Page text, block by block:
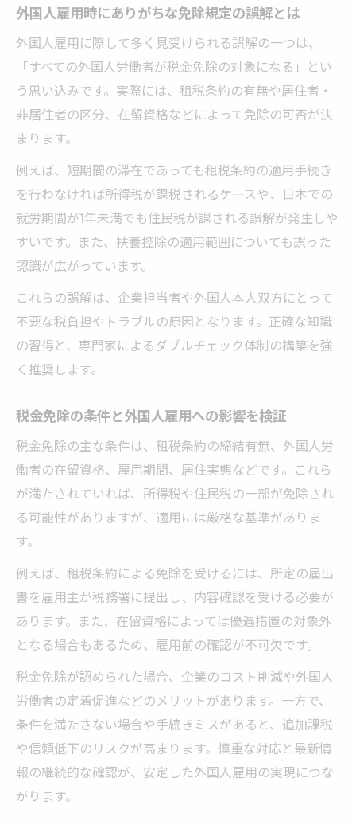
外国人雇用時にありがちな免除規定の誤解とは
外国人雇用に際して多く見受けられる誤解の一つは、
「すべての外国人労働者が税金免除の対象になる」とい
う思い込みです。実際には、租税条約の有無や居住者・
非居住者の区分、在留資格などによって免除の可否が決
まります。
例えば、短期間の滞在であっても租税条約の適用手続き
を行わなければ所得税が課税されるケースや、日本での
就労期間が1年未満でも住民税が課される誤解が発生しや
すいです。また、扶養控除の適用範囲についても誤った
認識が広がっています。
これらの誤解は、企業担当者や外国人本人双方にとって
不要な税負担やトラブルの原因となります。正確な知識
の習得と、専門家によるダブルチェック体制の構築を強
く推奨します。
税金免除の条件と外国人雇用への影響を検証
税金免除の主な条件は、租税条約の締結有無、外国人労
働者の在留資格、雇用期間、居住実態などです。これら
が満たされていれば、所得税や住民税の一部が免除され
る可能性がありますが、適用には厳格な基準がありま
す。
例えば、租税条約による免除を受けるには、所定の届出
書を雇用主が税務署に提出し、内容確認を受ける必要が
あります。また、在留資格によっては優遇措置の対象外
となる場合もあるため、雇用前の確認が不可欠です。
税金免除が認められた場合、企業のコスト削減や外国人
労働者の定着促進などのメリットがあります。一方で、
条件を満たさない場合や手続きミスがあると、追加課税
や信頼低下のリスクが高まります。慎重な対応と最新情
報の継続的な確認が、安定した外国人雇用の実現につな
がります。